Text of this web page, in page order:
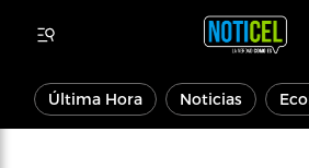
Última Hora Noticias